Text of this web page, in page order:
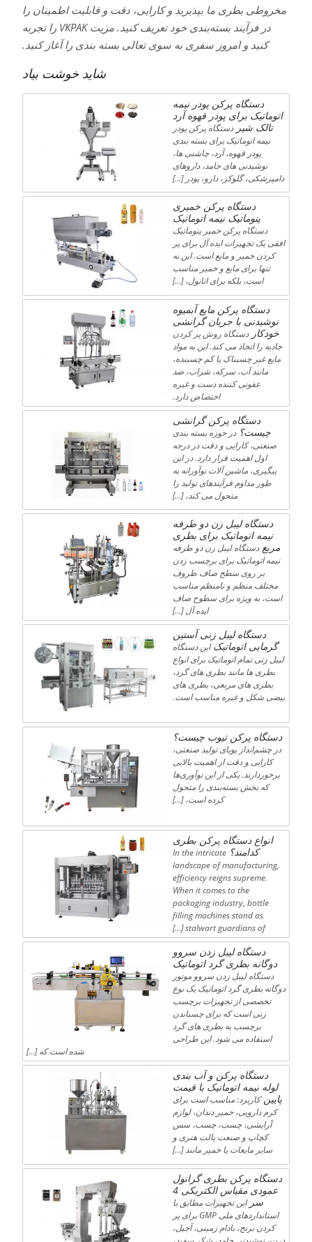
مخروطی بطری ما بپذیرید و کارایی، دقت و قابلیت اطمینان را
در فرآیند بسته‌بندی خود تعریف کنید. مزیت VKPAK را تجربه
کنید و امروز سفری به سوی تعالی بسته بندی را آغاز کنید.
شاید خوشت بیاد
دستگاه پرکن پودر نیمه
اتوماتیک برای پودر قهوه آرد
تالک شیر دستگاه پرکن پودر
نیمه اتوماتیک برای بسته بندی
پودر قهوه، آرد، چاشنی ها،
نوشیدنی های جامد، داروهای
دامپزشکی، گلوکز، دارو، پودر […]
دستگاه پرکن خمیری
پنوماتیک نیمه اتوماتیک
دستگاه پرکن خمیر پنوماتیک
افقی یک تجهیزات ایده آل برای پر
کردن خمیر و مایع است. این نه
تنها برای مایع و خمیر مناسب
است، بلکه برای اتانول، […]
دستگاه پرکن مایع آبمیوه
نوشیدنی با جریان گرانشی
خودکار دستگاه روش پر کردن
جاذبه را اتخاذ می کند. این به مواد
مایع غیر چسبناک یا کم چسبنده،
مانند آب، سرکه، شراب، ضد
عفونی کننده دست و غیره
اختصاص دارد.
دستگاه پرکن گرانشی
چیست؟ در حوزه بسته بندی
صنعتی، کارایی و دقت در درجه
اول اهمیت قرار دارد. در این
پیگیری، ماشین آلات نوآورانه به
طور مداوم فرآیندهای تولید را
متحول می کند، […]
دستگاه لیبل زن دو طرفه
نیمه اتوماتیک برای بطری
مربع دستگاه لیبل زن دو طرفه
نیمه اتوماتیک برای برچسب زدن
بر روی سطح صاف ظروف
مختلف منظم و نامنظم مناسب
است، به ویژه برای سطوح صاف
ایده آل […]
دستگاه لیبل زنی آستین
گرمایی اتوماتیک این دستگاه
لیبل زنی تمام اتوماتیک برای انواع
بطری ها مانند بطری های گرد،
بطری های مربعی، بطری های
بیضی شکل و غیره مناسب است.
دستگاه پرکن تیوب چیست؟
در چشم‌انداز پویای تولید صنعتی،
کارایی و دقت از اهمیت بالایی
برخوردارند. یکی از این نوآوری‌ها
که بخش بسته‌بندی را متحول
کرده است، […]
انواع دستگاه پرکن بطری
کدامند؟ In the intricate
landscape of manufacturing,
efficiency reigns supreme.
When it comes to the
packaging industry, bottle
filling machines stand as
stalwart guardians of […]
دستگاه لیبل زدن سروو
دوگانه بطری گرد اتوماتیک
دستگاه لیبل زدن سروو موتور
دوگانه بطری گرد اتوماتیک یک نوع
تخصصی از تجهیزات برچسب
زنی است که برای چسباندن
برچسب به بطری های گرد
استفاده می شود. این طراحی
شده است که […]
دستگاه پرکن و آب بندی
لوله نیمه اتوماتیک با قیمت
پایین کاربرد: مناسب است برای
کرم دارویی، خمیر دندان، لوازم
آرایشی، چسب، چسب، سس
کچاپ و صنعت پالت هنری و
سایر مایعات یا خمیر مانند […]
دستگاه پرکن بطری گرانول
عمودی مقیاس الکتریکی 4
سر این تجهیزات مطابق با
استانداردهای ملی GMP برای پر
کردن برنج، بادام زمینی، آجیل،